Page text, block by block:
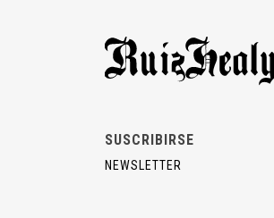
SUSCRIBIRSE
NEWSLETTER